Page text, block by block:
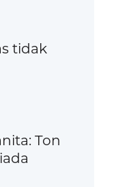
tidak
Ton